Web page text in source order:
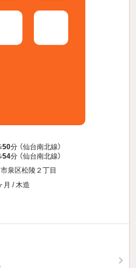
50分 （仙台南北線）
54分 （仙台南北線）
泉区松陵２丁目
月 / 木造